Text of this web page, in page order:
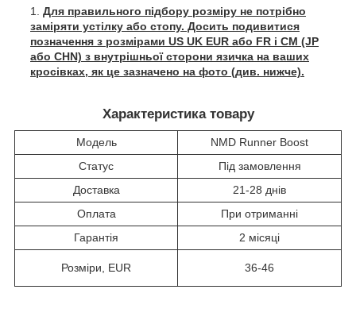
Для правильного підбору розміру не потрібно
заміряти устілку або стопу. Досить подивитися
позначення з розмірами US UK EUR або FR і СМ (JP
або CHN) з внутрішньої сторони язичка на ваших
кросівках, як це зазначено на фото (див. нижче).
Характеристика товару
Модель
NMD Runner Boost
Статус
Під замовлення
Доставка
21-28 днів
Оплата
При отриманні
Гарантія
2 місяці
Розміри, EUR 36-46